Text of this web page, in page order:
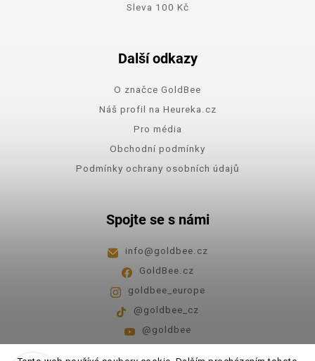
Sleva 100 Kč
Další odkazy
O značce GoldBee
Náš profil na Heureka.cz
Pro média
Obchodní podmínky
Podmínky ochrany osobních údajů
Spojte se s námi
info@goldbee.cz
GoldBee.cz
goldbee_europe
@goldbee_cz
@goldbee
Pondělí - pátek 8:00-14:00